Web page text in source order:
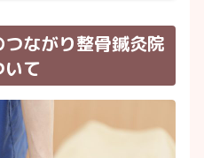
ながり整骨鍼灸院
て